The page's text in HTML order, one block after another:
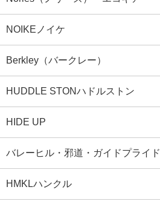
NOIKEノイケ
Berkley（バークレー）
HUDDLE STONハドルストン
HIDE UP
バレーヒル・邪道・ガイドプライド
HMKLハンクル